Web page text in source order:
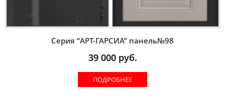
Серия “AРT-ГАРСИА” панель№98
39 000руб.
ПОДРОБНЕЕ